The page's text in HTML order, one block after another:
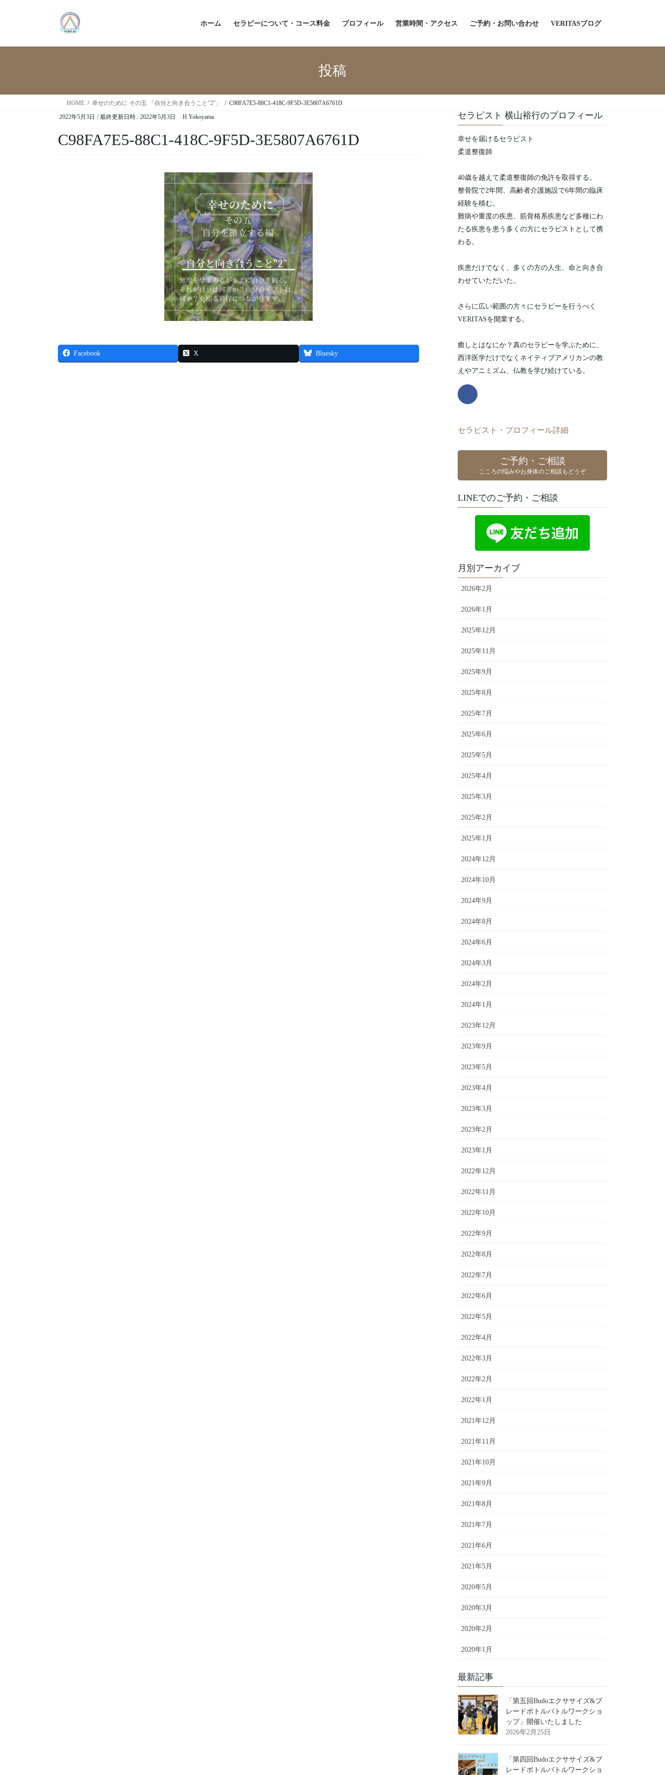
ホーム セラピーについて・コース料金 プロフィール 営業時間・アクセス ご予約・お問い合わせ VERITASブログ
投稿
HOME 幸せのために その五 「自分と向き合うこと”2″」
C98FA7E5-88C1-418C-9F5D-3E5807A6761D
2022年5月3日 / 最終更新日時 : 2022年5月3日 H.Yokoyama
C98FA7E5-88C1-418C-9F5D-3E5807A6761D
Facebook X Bluesky
セラピスト 横山裕行のプロフィール
幸せを届けるセラピスト
柔道整復師
40歳を越えて柔道整復師の免許を取得する。
整骨院で2年間、高齢者介護施設で6年間の臨床
経験を積む。
難病や重度の疾患、筋骨格系疾患など多種にわ
たる疾患を患う多くの方にセラピストとして携
わる。
疾患だけでなく、多くの方の人生、命と向き合
わせていただいた。
さらに広い範囲の方々にセラピーを行うべく
VERITASを開業する。
癒しとはなにか？真のセラピーを学ぶために、
西洋医学だけでなくネイティブアメリカンの教
えやアニミズム、仏教を学び続けている。
セラピスト・プロフィール詳細
ご予約・ご相談
こころの悩みやお身体のご相談もどうぞ
LINEでのご予約・ご相談
月別アーカイブ
2026年2月
2026年1月
2025年12月
2025年11月
2025年9月
2025年8月
2025年7月
2025年6月
2025年5月
2025年4月
2025年3月
2025年2月
2025年1月
2024年12月
2024年10月
2024年9月
2024年8月
2024年6月
2024年3月
2024年2月
2024年1月
2023年12月
2023年9月
2023年5月
2023年4月
2023年3月
2023年2月
2023年1月
2022年12月
2022年11月
2022年10月
2022年9月
2022年8月
2022年7月
2022年6月
2022年5月
2022年4月
2022年3月
2022年2月
2022年1月
2021年12月
2021年11月
2021年10月
2021年9月
2021年8月
2021年7月
2021年6月
2021年5月
2020年5月
2020年3月
2020年2月
2020年1月
最新記事
「第五回Budoエクササイズ&ブ
レードボトルバトルワークショ
ップ」開催いたしました
2026年2月25日
「第四回Budoエクササイズ&ブ
レードボトルバトルワークショ